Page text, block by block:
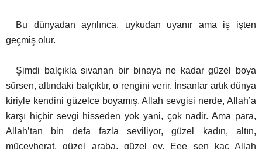
Bu dünyadan ayrılınca, uykudan uyanır ama iş işten
geçmiş olur.
Şimdi balçıkla sıvanan bir binaya ne kadar güzel boya
sürsen, altındaki balçıktır, o rengini verir. İnsanlar artık dünya
kiriyle kendini güzelce boyamış, Allah sevgisi nerde, Allah’a
karşı hiçbir sevgi hisseden yok yani, çok nadir. Ama para,
Allah’tan bin defa fazla seviliyor, güzel kadın, altın,
mücevherat, güzel araba, güzel ev. Eee sen kaç Allah